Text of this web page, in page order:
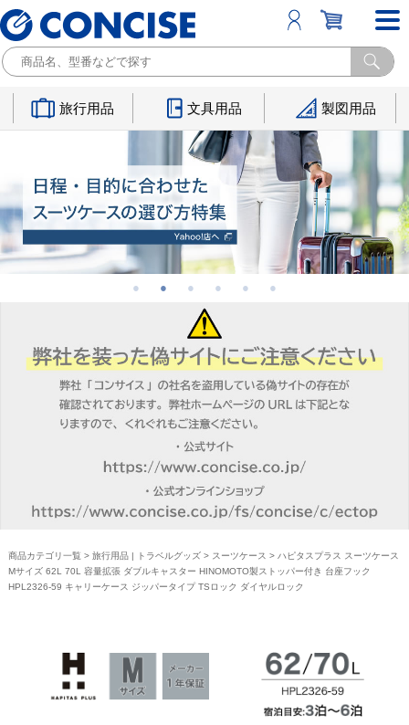
旅行用品 文具用品 製図用品
商品カテゴリ一覧 > 旅行用品 | トラベルグッズ> スーツケース > ハピタスプラス スーツケース
Mサイズ 62L 70L 容量拡張 ダブルキャスター HINOMOTO製ストッパー付き 台座フック
HPL2326-59 キャリーケース ジッパータイプ TSロック ダイヤルロック